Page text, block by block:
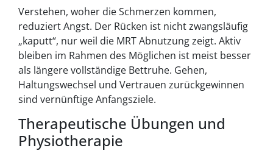
Verstehen, woher die Schmerzen kommen,
reduziert Angst. Der Rücken ist nicht zwangsläufig
„kaputt“, nur weil die MRT Abnutzung zeigt. Aktiv
bleiben im Rahmen des Möglichen ist meist besser
als längere vollständige Bettruhe. Gehen,
Haltungswechsel und Vertrauen zurückgewinnen
sind vernünftige Anfangsziele.
Therapeutische Übungen und
Physiotherapie